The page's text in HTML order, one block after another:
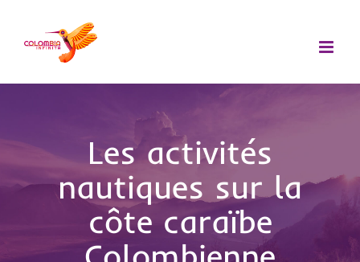
Les activités
nautiques sur la
côte caraïbe